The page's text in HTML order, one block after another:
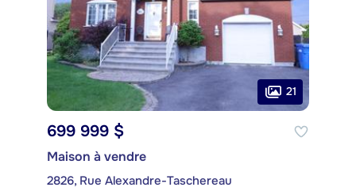
21
699 999 $
Maison à vendre
2826, Rue Alexandre-Taschereau